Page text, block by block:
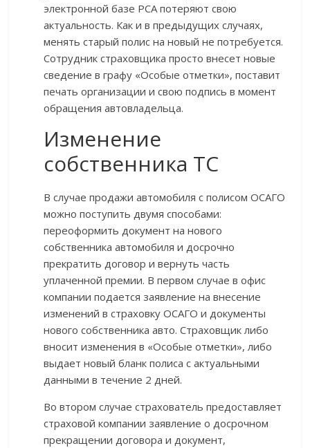
электронной базе РСА потеряют свою
актуальность. Как и в предыдущих случаях,
менять старый полис на новый не потребуется.
Сотрудник страховщика просто внесет новые
сведение в графу «Особые отметки», поставит
печать организации и свою подпись в момент
обращения автовладельца.
Изменение
собственника ТС
В случае продажи автомобиля с полисом ОСАГО
можно поступить двумя способами:
переоформить документ на нового
собственника автомобиля и досрочно
прекратить договор и вернуть часть
уплаченной премии. В первом случае в офис
компании подается заявление на внесение
изменений в страховку ОСАГО и документы
нового собственника авто. Страховщик либо
вносит изменения в «Особые отметки», либо
выдает новый бланк полиса с актуальными
данными в течение 2 дней.
Во втором случае страхователь предоставляет
страховой компании заявление о досрочном
прекращении договора и документ,